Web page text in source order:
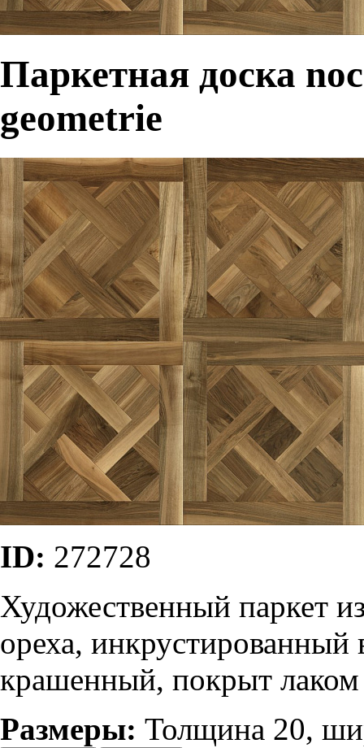
Паркетная доска
geometrie
ID: 272728
Художественный паркет
ореха,
крашенный, покрыт
Размеры: Толщина 20,